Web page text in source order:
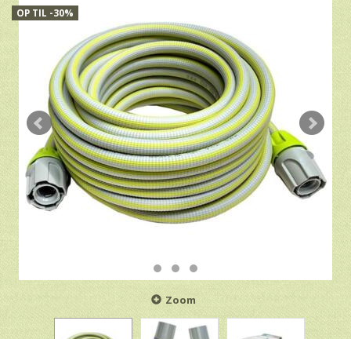
OP TIL -30%
Zoom